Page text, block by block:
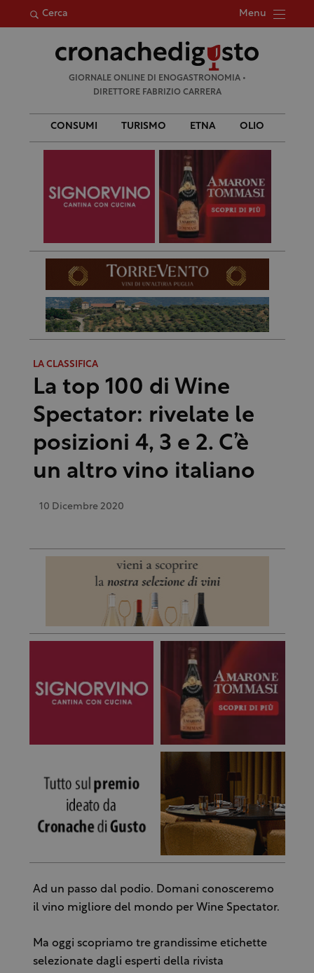
Cerca Menu
per:
GIORNALE ONLINE DI ENOGASTRONOMIA •
DIRETTORE FABRIZIO CARRERA
CONSUMI TURISMO ETNA OLIO
LA CLASSIFICA
La top 100 di Wine
Spectator: rivelate le
posizioni 4, 3 e 2. C’è
un altro vino italiano
10 Dicembre 2020
Ad un passo dal podio. Domani conosceremo
il vino migliore del mondo per Wine Spectator.
Ma oggi scopriamo tre grandissime etichette
selezionate dagli esperti della rivista